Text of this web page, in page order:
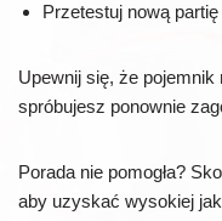
Przetestuj nową
Upewnij się, że
spróbujesz ponownie
Porada nie pomogła?
aby uzyskać wysokiej